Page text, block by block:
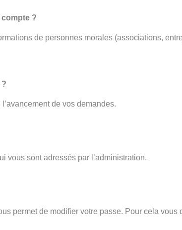
?
de personnes morales (associations,
de vos demandes.
vous sont adressés par l’administration.
permet de modifier votre passe. Pour cela